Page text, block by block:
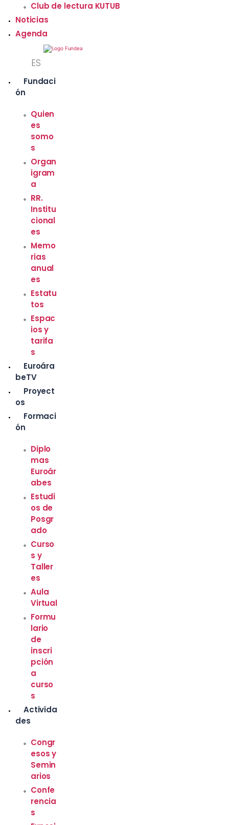
Club de lectura KUTUB
Noticias
Agenda
ES
EN
AR
Fundaci
ón
Quien
es
somo
s
Organ
igram
a
RR.
Institu
cional
es
Memo
rias
anual
es
Estatu
tos
Espac
ios y
tarifa
s
Euroára
beTV
Proyect
os
Formaci
ón
Diplo
mas
Euroár
abes
Estudi
os de
Posgr
ado
Curso
s y
Taller
es
Aula
Virtual
Formu
lario
de
inscri
pción
a
curso
s
Activida
des
Congr
esos y
Semin
arios
Confe
rencia
s